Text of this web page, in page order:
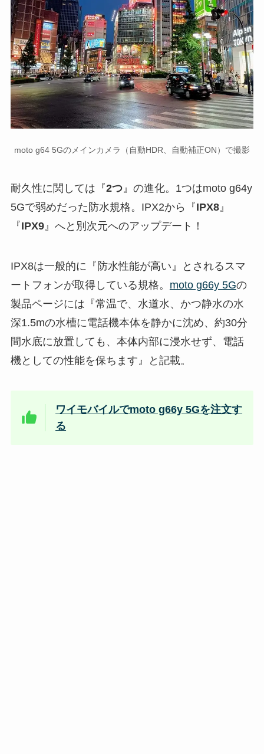
moto g64 5Gのメインカメラ（自動HDR、自動補正ON）で撮影
耐久性に関しては『2つ』の進化。1つはmoto g64y
5Gで弱めだった防水規格。IPX2から『IPX8』
『IPX9』へと別次元へのアップデート！
IPX8は一般的に『防水性能が高い』とされるスマ
ートフォンが取得している規格。 moto g66y 5Gの
製品ページには『常温で、水道水、かつ静水の水
深1.5mの水槽に電話機本体を静かに沈め、約30分
間水底に放置しても、本体内部に浸水せず、電話
機としての性能を保ちます』と記載。
ワイモバイルでmoto g66y 5Gを注文す
る